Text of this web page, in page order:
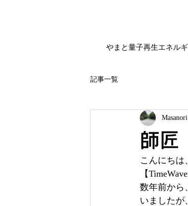
やまと量子再生エネル
記事一覧
師
こんにちは
【
数年前から
いましたが